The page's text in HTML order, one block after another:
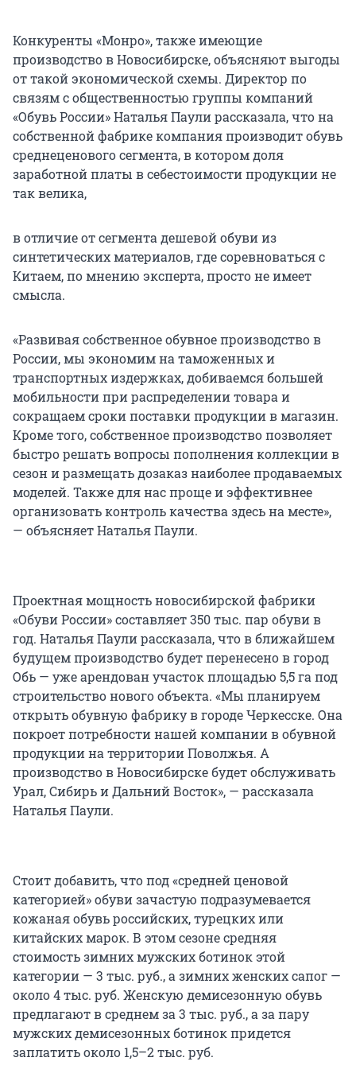
Конкуренты «Монро», также имеющие
производство в Новосибирске, объясняют выгоды
от такой экономической схемы. Директор по
связям с общественностью группы компаний
«Обувь России» Наталья Паули рассказала, что на
собственной фабрике компания производит обувь
среднеценового сегмента, в котором доля
заработной платы в себестоимости продукции не
так велика,
в отличие от сегмента дешевой обуви из
синтетических материалов, где соревноваться с
Китаем, по мнению эксперта, просто не имеет
смысла.
«Развивая собственное обувное производство в
России, мы экономим на таможенных и
транспортных издержках, добиваемся большей
мобильности при распределении товара и
сокращаем сроки поставки продукции в магазин.
Кроме того, собственное производство позволяет
быстро решать вопросы пополнения коллекции в
сезон и размещать дозаказ наиболее продаваемых
моделей. Также для нас проще и эффективнее
организовать контроль качества здесь на месте»,
— объясняет Наталья Паули.
Проектная мощность новосибирской фабрики
«Обуви России» составляет 350 тыс. пар обуви в
год. Наталья Паули рассказала, что в ближайшем
будущем производство будет перенесено в город
Обь — уже арендован участок площадью 5,5 га под
строительство нового объекта. «Мы планируем
открыть обувную фабрику в городе Черкесске. Она
покроет потребности нашей компании в обувной
продукции на территории Поволжья. А
производство в Новосибирске будет обслуживать
Урал, Сибирь и Дальний Восток», — рассказала
Наталья Паули.
Стоит добавить, что под «средней ценовой
категорией» обуви зачастую подразумевается
кожаная обувь российских, турецких или
китайских марок. В этом сезоне средняя
стоимость зимних мужских ботинок этой
категории — 3 тыс. руб., а зимних женских сапог —
около 4 тыс. руб. Женскую демисезонную обувь
предлагают в среднем за 3 тыс. руб., а за пару
мужских демисезонных ботинок придется
заплатить около 1,5–2 тыс. руб.